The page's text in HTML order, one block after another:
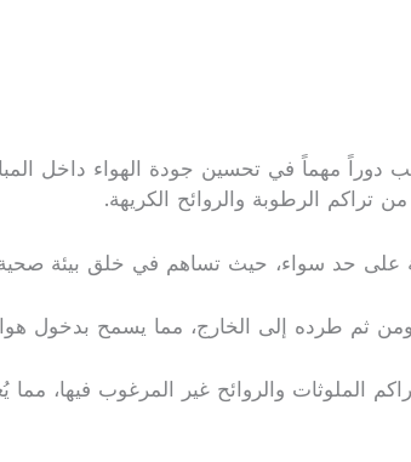
دوراً مهماً في تحسين جودة الهواء داخل
الرطوبة والروائح الكريهة.
على حد سواء، حيث تساهم في خلق بيئة
ثم طرده إلى الخارج، مما يسمح بدخول
الملوثات والروائح غير المرغوب فيها،